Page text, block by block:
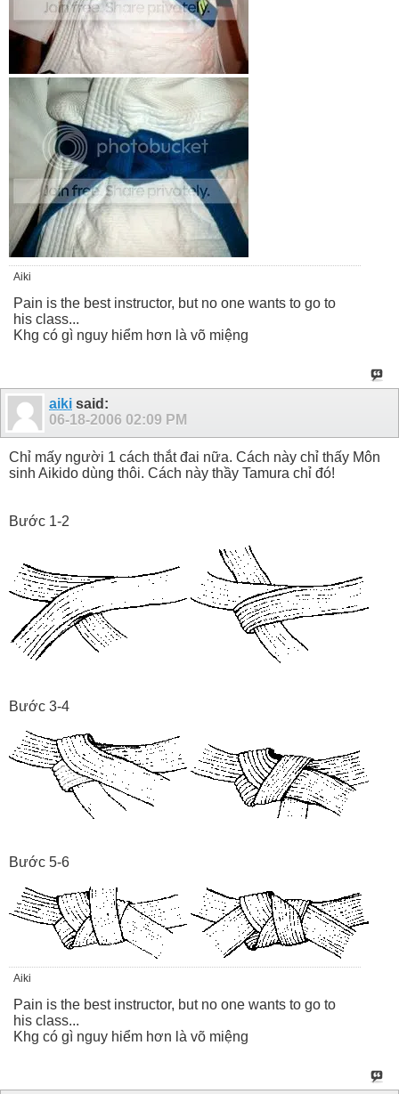
Aiki
Pain is the best instructor, but no one wants to go to
his class...
Khg có gì nguy hiểm hơn là võ miệng
aiki said:
06-18-2006 02:09 PM
Chỉ mấy người 1 cách thắt đai nữa. Cách này chỉ thấy Môn
sinh Aikido dùng thôi. Cách này thầy Tamura chỉ đó!
Bước 1-2
Bước 3-4
Bước 5-6
Aiki
Pain is the best instructor, but no one wants to go to
his class...
Khg có gì nguy hiểm hơn là võ miệng